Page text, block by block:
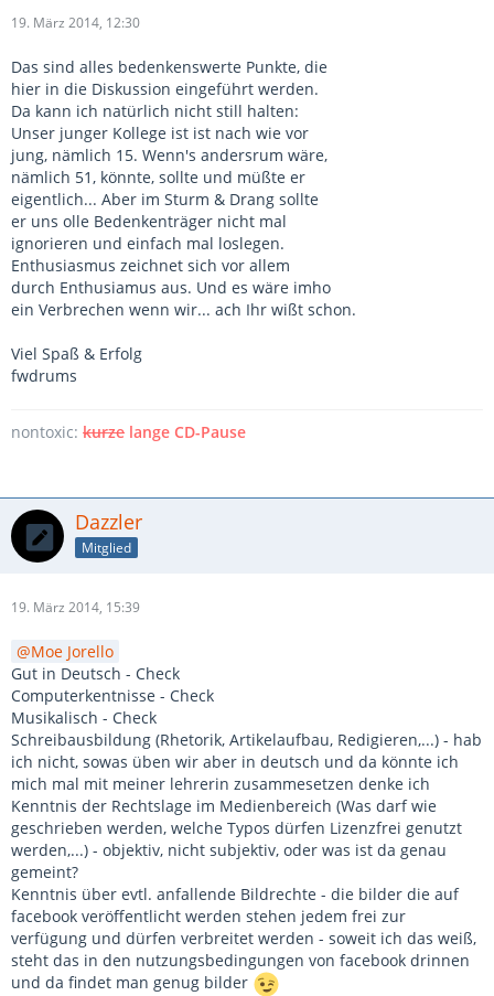
19. März 2014, 12:30
Das sind alles bedenkenswerte Punkte, die
hier in die Diskussion eingeführt werden.
Da kann ich natürlich nicht still halten:
Unser junger Kollege ist ist nach wie vor
jung, nämlich 15. Wenn's andersrum wäre,
nämlich 51, könnte, sollte und müßte er
eigentlich... Aber im Sturm & Drang sollte
er uns olle Bedenkenträger nicht mal
ignorieren und einfach mal loslegen.
Enthusiasmus zeichnet sich vor allem
durch Enthusiamus aus. Und es wäre imho
ein Verbrechen wenn wir... ach Ihr wißt schon.
Viel Spaß & Erfolg
fwdrums
nontoxic: kurze lange CD-Pause
Dazzler
Mitglied
19. März 2014, 15:39
Moe Jorello
Gut in Deutsch - Check
Computerkentnisse - Check
Musikalisch - Check
Schreibausbildung (Rhetorik, Artikelaufbau, Redigieren,...) - hab
ich nicht, sowas üben wir aber in deutsch und da könnte ich
mich mal mit meiner lehrerin zusammesetzen denke ich
Kenntnis der Rechtslage im Medienbereich (Was darf wie
geschrieben werden, welche Typos dürfen Lizenzfrei genutzt
werden,...) - objektiv, nicht subjektiv, oder was ist da genau
gemeint?
Kenntnis über evtl. anfallende Bildrechte - die bilder die auf
facebook veröffentlicht werden stehen jedem frei zur
verfügung und dürfen verbreitet werden - soweit ich das weiß,
steht das in den nutzungsbedingungen von facebook drinnen
und da findet man genug bilder